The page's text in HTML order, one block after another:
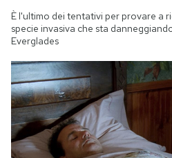
È l'ultimo dei tentativi per provare a
specie invasiva che sta
Everglades